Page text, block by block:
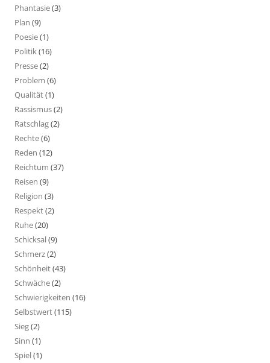
Phantasie(3)
Plan (9)
Poesie(1)
Politik(16)
Presse(2)
Problem (6)
Qualität(1)
Rassismus(2)
Ratschlag(2)
Rechte(6)
Reden (12)
Reichtum (37)
Reisen (9)
Religion (3)
Respekt(2)
Ruhe(20)
Schicksal(9)
Schmerz(2)
Schönheit(43)
Schwäche(2)
Schwierigkeiten (16)
Selbstwert(115)
Sieg(2)
Sinn (1)
Spiel(1)